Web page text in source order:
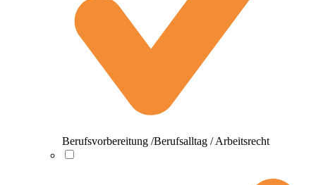
Berufsvorbereitung /Berufsalltag / Arbeitsrecht